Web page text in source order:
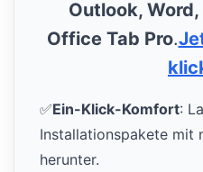
Outlook,
Office Tab Pro.
✅Ein-Klick-Komfort:
Installationspakete mit
herunter.